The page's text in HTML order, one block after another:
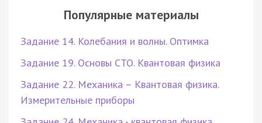
Популярные материалы
Задание 14. Колебания и волны. Оптимка
Задание 19. Основы СТО. Квантовая физика
Задание 22. Механика – Квантовая физика.
Измерительные приборы